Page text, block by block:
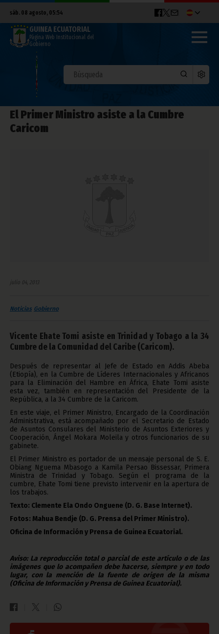
sáb. 08 agosto, 05:54
GUINEA ECUATORIAL
Página Web Institucional del
Gobierno
El Primer Ministro asiste a la Cumbre
Caricom
julio 04, 2013
Noticias Gobierno
Vicente Ehate Tomi asiste en Trinidad y Tobago a la 34
Cumbre de la Comunidad del Caribe (Caricom).
Después de representar al Jefe de Estado en Addis Abeba
(Etiopía), en la Cumbre de Líderes Internacionales y Africanos
para la Eliminación del Hambre en África, Ehate Tomi asiste
esta vez, también en representación del Presidente de la
República, a la 34 Cumbre de la Caricom.
En este viaje, el Primer Ministro, Encargado de la Coordinación
Administrativa, está acompañado por el Secretario de Estado
de Asuntos Consulares del Ministerio de Asuntos Exteriores y
Cooperación, Ángel Mokara Moleila y otros funcionarios de su
gabinete.
El Primer Ministro es portador de un mensaje personal de S. E.
Obiang Nguema Mbasogo a Kamila Persao Bissessar, Primera
Ministra de Trinidad y Tobago. Según el programa de la
cumbre, Ehate Tomi tiene previsto intervenir en la apertura de
los trabajos.
Texto: Clemente Ela Ondo Onguene (D. G. Base Internet).
Fotos: Mahua Bendje (D. G. Prensa del Primer Ministro).
Oficina de Información y Prensa de Guinea Ecuatorial.
Aviso: La reproducción total o parcial de este artículo o de las
imágenes que lo acompañen debe hacerse, siempre y en todo
lugar, con la mención de la fuente de origen de la misma
(Oficina de Información y Prensa de Guinea Ecuatorial).